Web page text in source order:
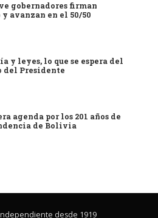
gobernadores firman
y avanzan en el 50/50
y leyes, lo que se espera del
del Presidente
agenda por los 201 años de
de Bolivia
desde 1919